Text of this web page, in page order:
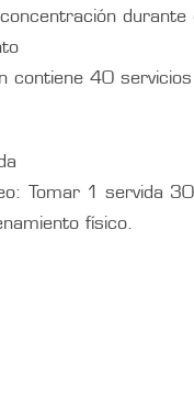
durante
contiene 40 servicios
Tomar 1 servida
físico.